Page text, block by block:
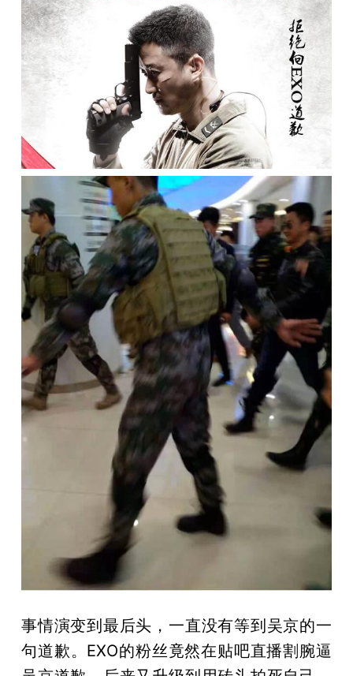
事情演变到最后头，一直没有等到吴京的一
句道歉。EXO的粉丝竟然在贴吧直播割腕逼